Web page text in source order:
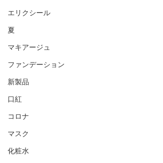
エリクシール
夏
マキアージュ
ファンデーション
新製品
口紅
コロナ
マスク
化粧水